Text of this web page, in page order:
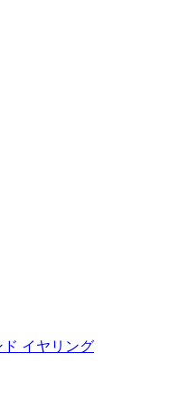
ド イヤリング